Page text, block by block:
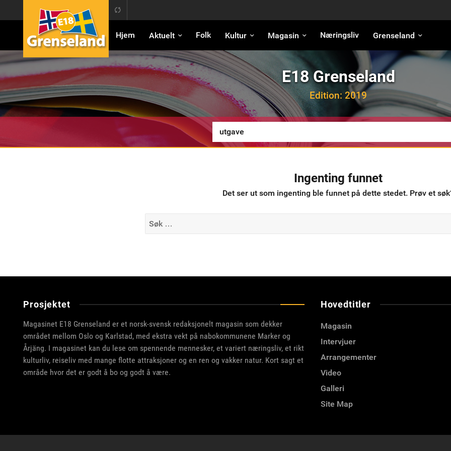
E18 Grenseland
Hjem Aktuelt Folk Kultur Magasin Næringsliv Grenseland
E18 Grenseland
Edition: 2019
Ingenting funnet
Det ser ut som ingenting ble funnet på dette stedet. Prøv et
Søk
Prosjektet
Magasinet E18 Grenseland er et norsk-svensk redaksjonelt magasin som dekker
området mellom Oslo og Karlstad, med ekstra vekt på nabokommunene Marker og
Årjäng. I magasinet kan du lese om spennende mennesker, et variert næringsliv, et rikt
kulturliv, reiseliv med mange flotte attraksjoner og en ren og vakker natur. Kort sagt et
område hvor det er godt å bo og godt å være.
Hovedtitler
Magasin
Intervjuer
Arrangementer
Video
Galleri
Site Map